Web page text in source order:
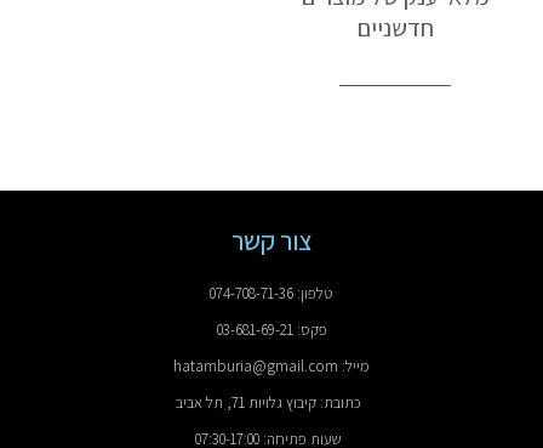
חדשניים
צור קשר
טלפון: 074-708-71-36
פקס: 03-681-69-21
מייל: hatamburia@gmail.com
כתובת: קיבוץ גלויות 71, תל אביב
שעות פתיחה: 07:30-17:00